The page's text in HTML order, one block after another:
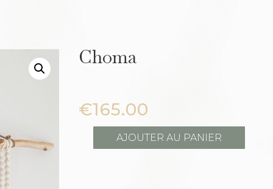
Choma
€165.00
AJOUTER AU PANIER